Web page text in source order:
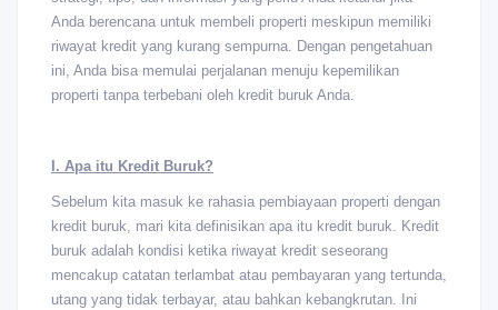
Anda berencana untuk membeli properti meskipun memiliki
riwayat kredit yang kurang sempurna. Dengan pengetahuan
ini, Anda bisa memulai perjalanan menuju kepemilikan
properti tanpa terbebani oleh kredit buruk Anda.
I. Apa itu Kredit Buruk?
Sebelum kita masuk ke rahasia pembiayaan properti dengan
kredit buruk, mari kita definisikan apa itu kredit buruk. Kredit
buruk adalah kondisi ketika riwayat kredit seseorang
mencakup catatan terlambat atau pembayaran yang tertunda,
utang yang tidak terbayar, atau bahkan kebangkrutan. Ini